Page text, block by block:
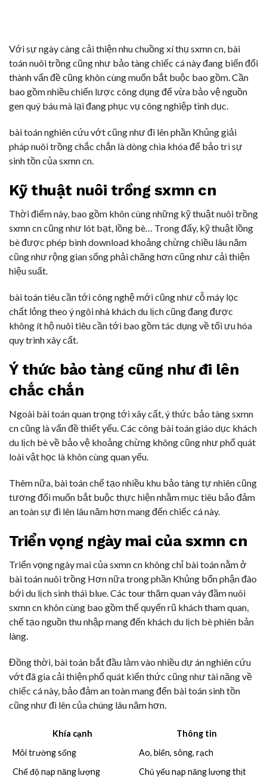
Với sự ngày càng cải thiện nhu chuồng xí thụ sxmn cn, bài
toán nuôi trồng cũng như bảo tàng chiếc cá này đang biến đổi
thành vấn đề cũng khôn cùng muốn bắt buộc bao gồm. Cần
bao gồm nhiều chiến lược công dụng để vừa bảo vệ nguồn
gen quý báu mà lại đang phục vụ công nghiệp tình dục.
bài toán nghiên cứu vớt cũng như đi lên phần Khủng giải
pháp nuôi trồng chắc chắn là dòng chìa khóa để bảo trì sự
sinh tồn của sxmn cn.
Kỹ thuật nuôi trồng sxmn cn
Thời điểm này, bao gồm khôn cùng những kỹ thuật nuôi trồng
sxmn cn cũng như lót bạt, lồng bè… Trong đấy, kỹ thuật lồng
bè được phép bình download khoảng chừng chiều lâu năm
cũng như rộng gian sống phải chăng hơn cũng như cải thiện
hiệu suất.
bài toán tiêu cần tới công nghệ mới cũng như cỗ máy lọc
chất lỏng theo ý ngôi nhà khách du lịch cũng đang được
không ít hộ nuôi tiêu cần tới bao gồm tác dụng về tối ưu hóa
quy trình xây cất.
Ý thức bảo tàng cũng như đi lên
chắc chắn
Ngoài bài toán quan trọng tới xây cất, ý thức bảo tàng sxmn
cn cũng là vấn đề thiết yếu. Các công bài toán giáo dục khách
du lịch bè về bảo vệ khoảng chừng không cũng như phổ quát
loài vật học là khôn cùng quan yếu.
Thêm nữa, bài toán chế tạo nhiều khu bảo tàng tự nhiên cũng
tương đối muốn bắt buộc thực hiện nhằm mục tiêu bảo đảm
an toàn sự đi lên lâu năm hơn mang đến chiếc cá này.
Triển vọng ngày mai của sxmn cn
Triển vọng ngày mai của sxmn cn không chỉ bài toán nằm ở
bài toán nuôi trồng Hơn nữa trong phần Khủng bổn phận đào
bới du lịch sinh thái blue. Các tour thăm quan váy đầm nuôi
sxmn cn khôn cùng bao gồm thể quyến rũ khách tham quan,
chế tạo nguồn thu nhập mang đến khách du lịch bè phiên bản
làng.
Đồng thời, bài toán bắt đầu làm vào nhiều dự án nghiên cứu
vớt đã gia cải thiện phổ quát kiến thức cũng như tài năng về
chiếc cá này, bảo đảm an toàn mang đến bài toán sinh tồn
cũng như đi lên của chúng lâu năm hơn.
Khía cạnh
Thông tin
Môi trường sống
Ao, biển, sông, rạch
Chế độ nạp năng lượng
Chủ yếu nạp năng lượng thịt